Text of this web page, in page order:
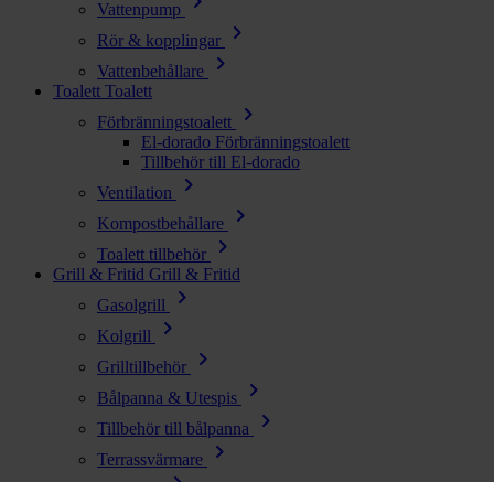
Vattenpump
Rör & kopplingar chevron_right
Vattenbehållare chevron_right
Toalett Toalett
Förbränningstoalett
chevron_right
El-dorado Förbränningstoalett
Tillbehör till El-dorado
Ventilation
chevron_right
Kompostbehållare chevron_right
Toalett tillbehör chevron_right
Grill & Fritid Grill & Fritid
Gasolgrill
chevron_right
Kolgrill chevron_right
Grilltillbehör chevron_right
Bålpanna & Utespis chevron_right
Tillbehör till bålpanna chevron_right
Terrassvärmare chevron_right